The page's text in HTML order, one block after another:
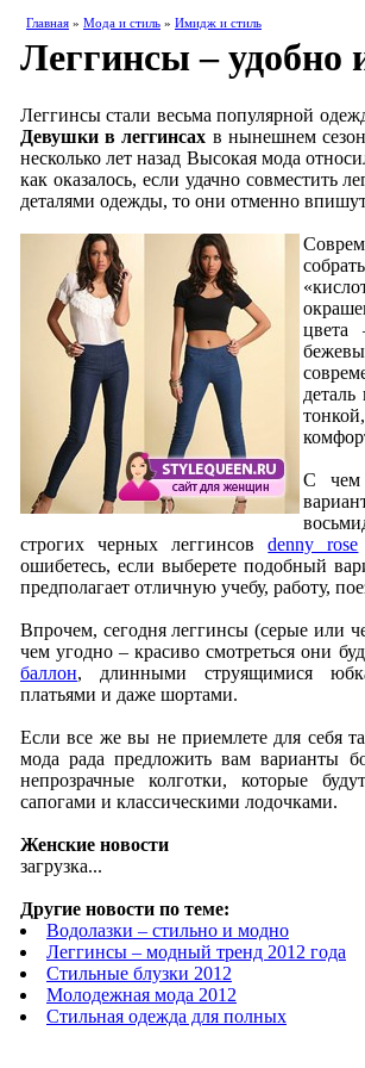
Главная » Мода и стиль » Имидж и стиль
Леггинсы – удобно
Леггинсы стали весьма популярной
Девушки в леггинсах в нынешнем
несколько лет назад Высокая мода
как оказалось, если удачно совместить
деталями одежды, то они отменно
цвета
С чем
строгих черных леггинсовdenny rose
ошибетесь, если выберете подобный
предполагает отличную учебу, работу,
Впрочем, сегодня леггинсы (серые или
чем угодно – красиво смотреться они
баллон, длинными струящимися
платьями и даже шортами.
Если все же вы не приемлете для себя
мода рада предложить вам варианты
непрозрачные колготки, которые
сапогами и классическими лодочками.
Женские новости
загрузка...
Другие новости по теме:
Водолазки – стильно и модно
Леггинсы – модный тренд 2012 года
Стильные блузки 2012
Молодежная мода 2012
Стильная одежда для полных